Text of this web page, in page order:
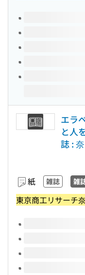
このタイトルの巻号
エラ
と人
誌 :
紙 雑誌 雑
東京商工リサーチ
このタイトルの巻号